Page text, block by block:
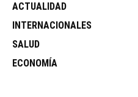
ACTUALIDAD
INTERNACIONALES
SALUD
ECONOMÍA